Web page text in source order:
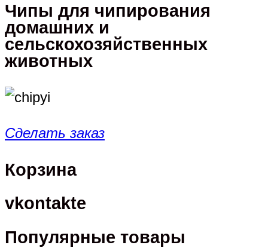
Чипы для чипирования
домашних и
сельскохозяйственных
животных
Сделать заказ
Корзина
vkontakte
Популярные товары